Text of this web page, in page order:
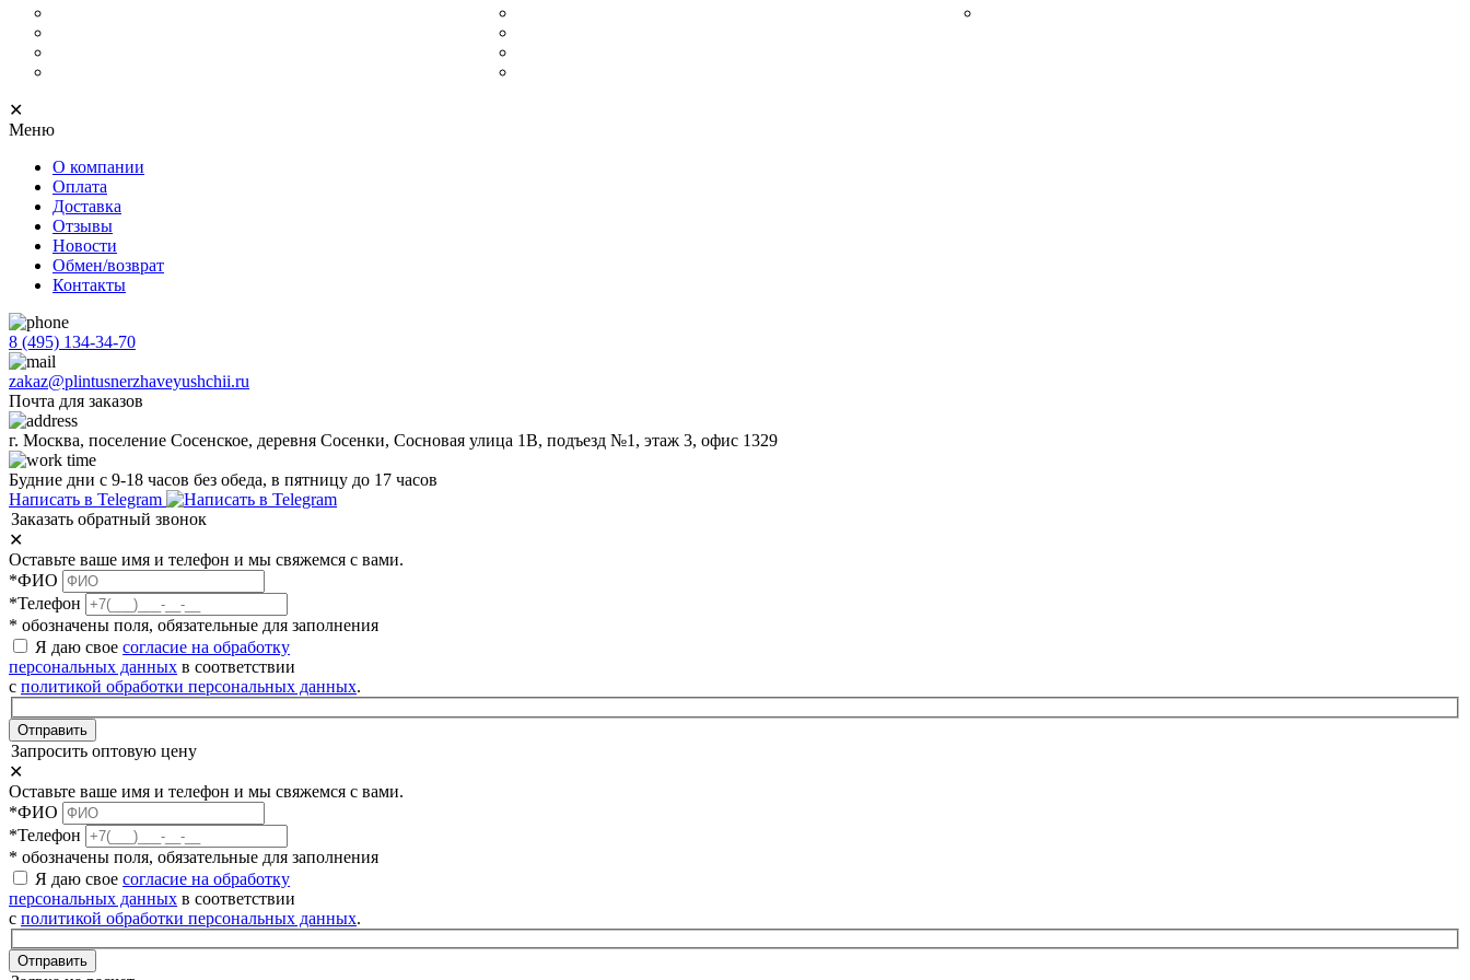
✕
Меню
О компании
Оплата
Доставка
Отзывы
Новости
Обмен/возврат
Контакты
8 (495) 134-34-70
zakaz@plintusnerzhaveyushchii.ru
Почта для заказов
г. Москва, поселение Сосенское, деревня Сосенки, Сосновая улица 1В, подъезд №1, этаж 3, офис 1329
Будние дни с 9-18 часов без обеда, в пятницу до 17 часов
Написать в Telegram
Заказать обратный звонок
✕
Оставьте ваше имя и телефон и мы свяжемся с вами.
*ФИО
*Телефон
* обозначены поля, обязательные для заполнения
Я даю свое согласие на обработку
персональных данных в соответствии
с политикой обработки персональных данных.
Отправить
Запросить оптовую цену
✕
Оставьте ваше имя и телефон и мы свяжемся с вами.
*ФИО
*Телефон
* обозначены поля, обязательные для заполнения
Я даю свое согласие на обработку
персональных данных в соответствии
с политикой обработки персональных данных.
Отправить